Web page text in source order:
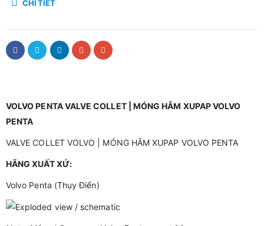
CHI TIẾT
VOLVO PENTA VALVE COLLET | MÓNG HÃM XUPAP VOLVO
PENTA
VALVE COLLET VOLVO | MÓNG HÃM XUPAP VOLVO PENTA
HÃNG XUẤT XỨ:
Volvo Penta (Thụy Điển)